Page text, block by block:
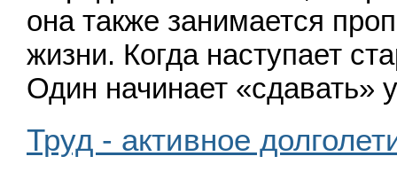
она также занимается
жизни. Когда наступает
Один начинает «сдавать»
Труд - активное